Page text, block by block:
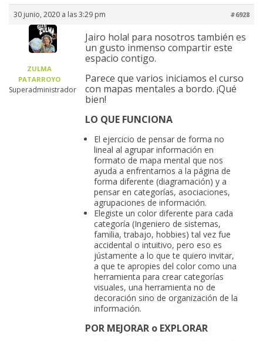
30 junio, 2020 a las 3:29 pm #6928
ZULMA
PATARROYO
Superadministrador
Jairo hola! para nosotros también es
un gusto inmenso compartir este
espacio contigo.
Parece que varios iniciamos el curso
con mapas mentales a bordo. ¡Qué
bien!
LO QUE FUNCIONA
El ejercicio de pensar de forma no
lineal al agrupar información en
formato de mapa mental que nos
ayuda a enfrentarnos a la página de
forma diferente (diagramación) y a
pensar en categorías, asociaciones,
agrupaciones de información.
Elegiste un color diferente para cada
categoría (Ingeniero de sistemas,
familia, trabajo, hobbies) tal vez fue
accidental o intuitivo, pero eso es
jústamente a lo que te quiero invitar,
a que te apropies del color como una
herramienta para crear categorías
visuales, una herramienta no de
decoración sino de organización de la
información.
POR MEJORAR o EXPLORAR